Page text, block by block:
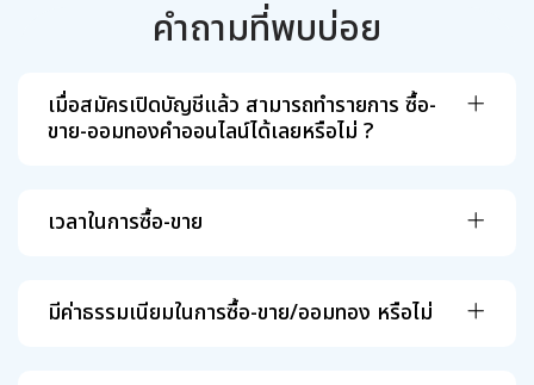
คำถามที่พบบ่อย
เมื่อสมัครเปิดบัญชีแล้ว สามารถทำรายการ ซื้อ-
ขาย-ออมทองคำออนไลน์ได้เลยหรือไม่ ?
เวลาในการซื้อ-ขาย
มีค่าธรรมเนียมในการซื้อ-ขาย/ออมทอง หรือไม่